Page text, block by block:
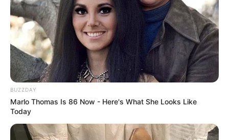
BUZZDAY
Marlo Thomas Is 86 Now - Here's What She Looks Like
Today